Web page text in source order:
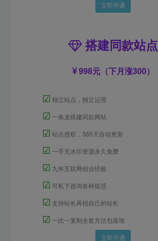
立即开通
搭建同款站点
998元（下月涨300）
☑ 独立站点，独立运营
☑ 一条龙搭建同款网站
☑ 站点授权，365天自动更新
☑ 一手无水印资源永久免费
☑ 九年互联网创业经验
☑ 可私下咨询各种疑惑
☑ 支持站长再招自己的站长
☑ 一比一复制全套方法包落地
立即开通